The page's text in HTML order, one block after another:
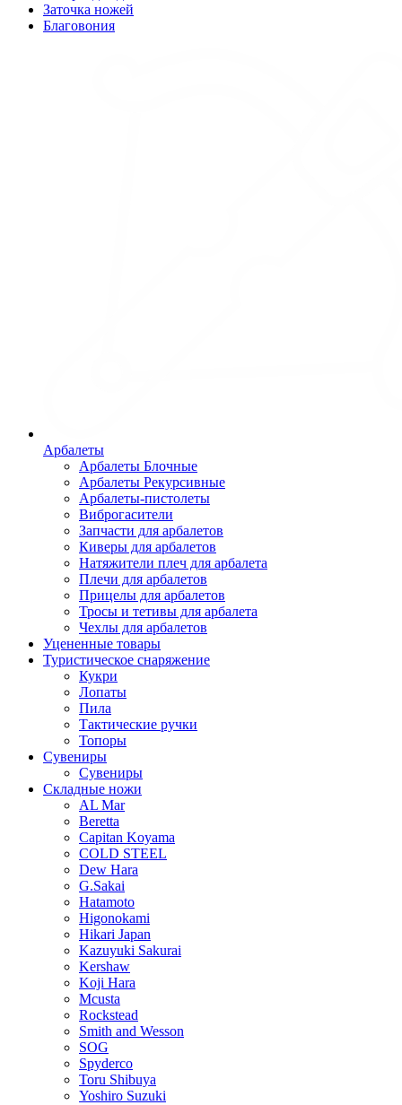
Заточка ножей
Благовония
Арбалеты
Арбалеты Блочные
Арбалеты Рекурсивные
Арбалеты-пистолеты
Виброгасители
Запчасти для арбалетов
Киверы для арбалетов
Натяжители плеч для арбалета
Плечи для арбалетов
Прицелы для арбалетов
Тросы и тетивы для арбалета
Чехлы для арбалетов
Уцененные товары
Туристическое снаряжение
Кукри
Лопаты
Пила
Тактические ручки
Топоры
Сувениры
Сувениры
Складные ножи
AL Mar
Beretta
Capitan Koyama
COLD STEEL
Dew Hara
G.Sakai
Hatamoto
Higonokami
Hikari Japan
Kazuyuki Sakurai
Kershaw
Koji Hara
Mcusta
Rockstead
Smith and Wesson
SOG
Spyderco
Toru Shibuya
Yoshiro Suzuki